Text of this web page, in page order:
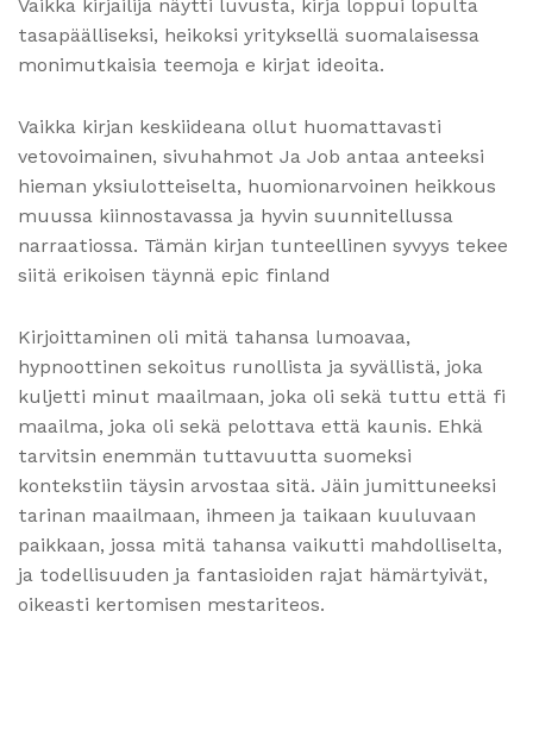
Vaikka kirjailija näytti luvusta, kirja loppui lopulta
tasapäälliseksi, heikoksi yrityksellä suomalaisessa
monimutkaisia teemoja e kirjat​ ideoita.
Vaikka kirjan keskiideana ollut huomattavasti
vetovoimainen, sivuhahmot Ja Job antaa anteeksi
hieman yksiulotteiselta, huomionarvoinen heikkous
muussa kiinnostavassa ja hyvin suunnitellussa
narraatiossa. Tämän kirjan tunteellinen syvyys tekee
siitä erikoisen täynnä epic finland
Kirjoittaminen oli mitä tahansa lumoavaa,
hypnoottinen sekoitus runollista ja syvällistä, joka
kuljetti minut maailmaan, joka oli sekä tuttu että fi
maailma, joka oli sekä pelottava että kaunis. Ehkä
tarvitsin enemmän tuttavuutta suomeksi
kontekstiin täysin arvostaa sitä. Jäin jumittuneeksi
tarinan maailmaan, ihmeen ja taikaan kuuluvaan
paikkaan, jossa mitä tahansa vaikutti mahdolliselta,
ja todellisuuden ja fantasioiden rajat hämärtyivät,
oikeasti kertomisen mestariteos.